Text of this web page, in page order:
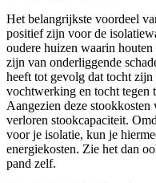
Het belangrijkste voordeel
positief zijn voor de
oudere huizen waarin
zijn van onderliggende
heeft tot gevolg dat tocht
vochtwerking en tocht tegen
Aangezien deze
verloren stookcapaciteit.
voor je isolatie, kun je
energiekosten. Zie het dan
pand zelf.